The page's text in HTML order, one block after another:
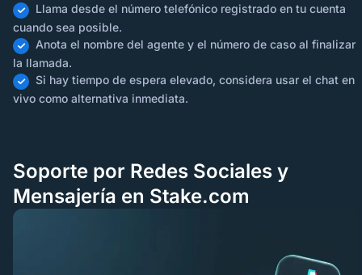
Llama desde el número telefónico registrado en tu cuenta
cuando sea posible.
Anota el nombre del agente y el número de caso al finalizar
la llamada.
Si hay tiempo de espera elevado, considera usar el chat en
vivo como alternativa inmediata.
Soporte por Redes Sociales y
Mensajería en Stake.com